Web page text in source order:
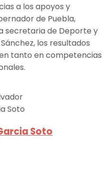
a los apoyos y
de Puebla,
secretaria de Deporte y
los resultados
tanto en competencias
Soto